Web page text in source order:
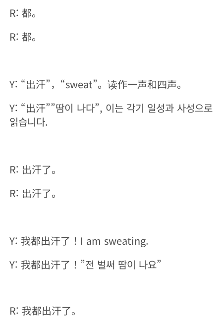
R: 都。
R: 都。
Y: “出汗”，“sweat”。读作一声和四声。
Y: “出汗””땀이 나다”, 이는 각기 일성과 사성으로
읽습니다.
R: 出汗了。
R: 出汗了。
Y: 我都出汗了！I am sweating.
Y: 我都出汗了！”전 벌써 땀이 나요”
R: 我都出汗了。